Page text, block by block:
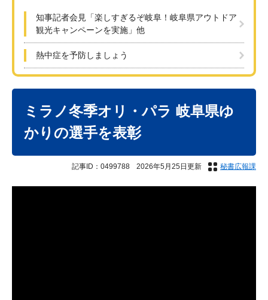
知事記者会見「楽しすぎるぞ岐阜！岐阜県アウトドア
観光キャンペーンを実施」他
熱中症を予防しましょう
ミラノ冬季オリ・パラ 岐阜県ゆ
かりの選手を表彰
記事ID：0499788 2026年5月25日更新 秘書広報課